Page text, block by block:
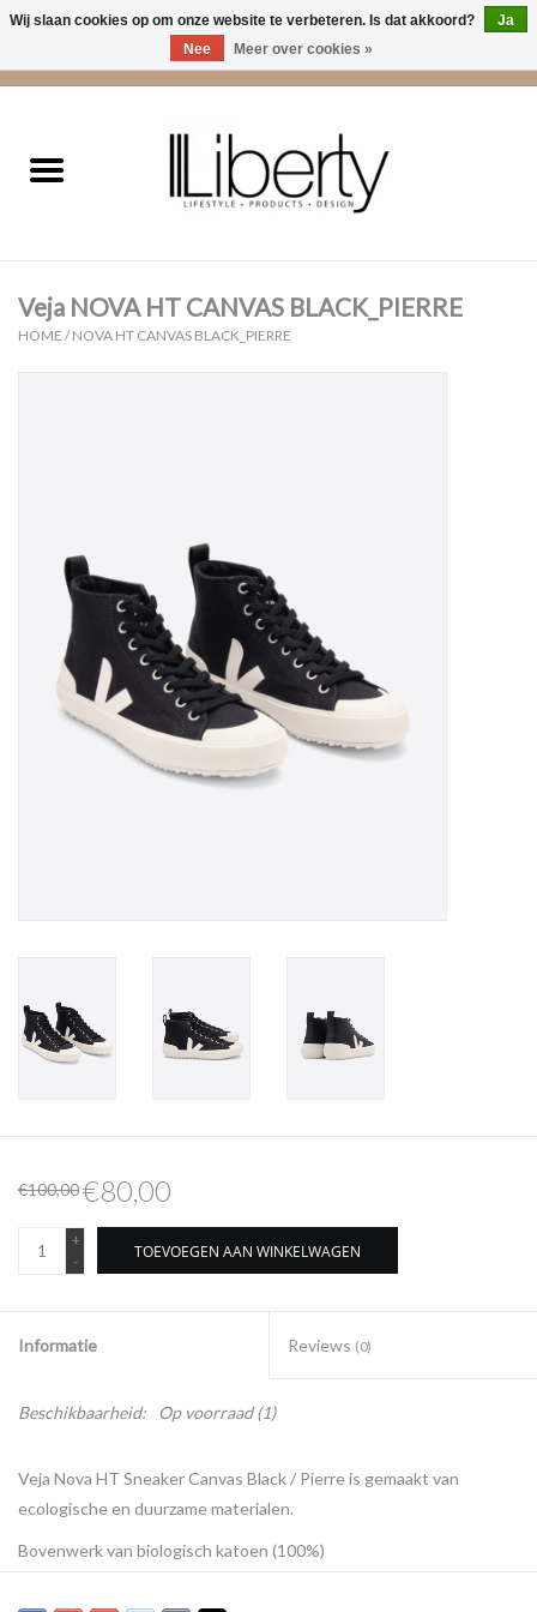
Kleding
Cadeaus
Merken
Veja NOVA HT CANVAS BLACK_PIERRE
HOME /NOVA HT CANVAS BLACK_PIERRE
€100,00€80,00
+
-
TOEVOEGEN AAN WINKELWAGEN
Informatie Reviews (0)
Beschikbaarheid: Op voorraad(1)
Veja Nova HT Sneaker Canvas Black / Pierre is gemaakt van
ecologische en duurzame materialen.
Bovenwerk van biologisch katoen (100%)
Wij slaan cookies op om onze website te verbeteren. Is dat akkoord?
Ja
Nee
Meer over cookies »